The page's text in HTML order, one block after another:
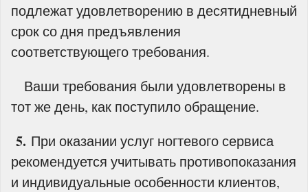
подлежат удовлетворению в десятидневный
срок со дня предъявления
соответствующего требования.
Ваши требования были удовлетворены в
тот же день, как поступило обращение.
5. При оказании услуг ногтевого сервиса
рекомендуется учитывать противопоказания
и индивидуальные особенности клиентов,